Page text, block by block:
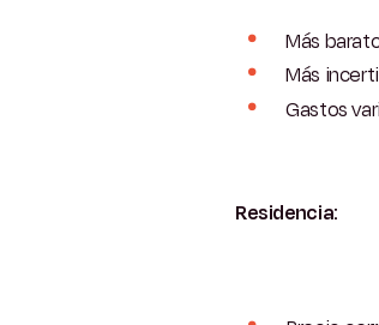
Más
Más
Gastos
Residencia: